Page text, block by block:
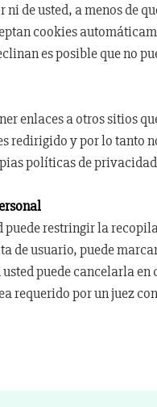
de usted, a menos de
cookies
es posible que no
enlaces a otros sitios
redirigido y por lo tanto
políticas de
restringir la
de usuario, puede
puede cancelarla
requerido por un juez